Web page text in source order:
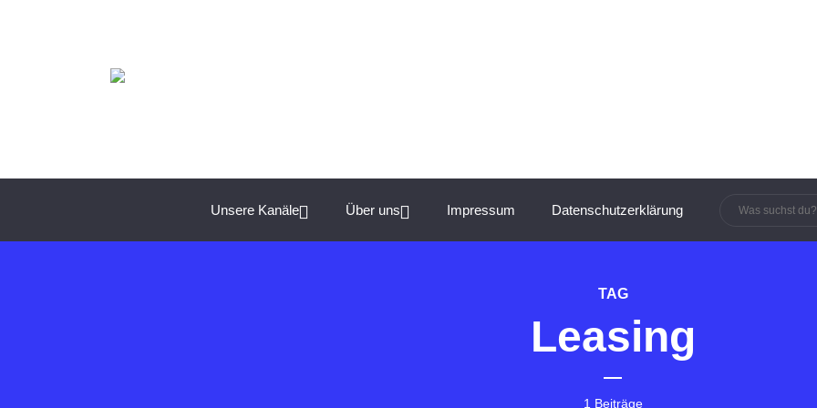
Unsere Kanäle Über uns Impressum Datenschutzerklärung
TAG
Leasing
1 Beiträge